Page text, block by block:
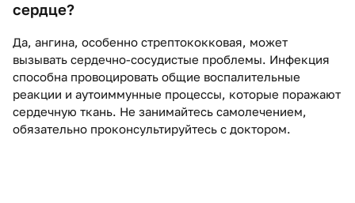
сердце?
Да, ангина, особенно стрептококковая, может
вызывать сердечно-сосудистые проблемы. Инфекция
способна провоцировать общие воспалительные
реакции и аутоиммунные процессы, которые поражают
сердечную ткань. Не занимайтесь самолечением,
обязательно проконсультируйтесь с доктором.